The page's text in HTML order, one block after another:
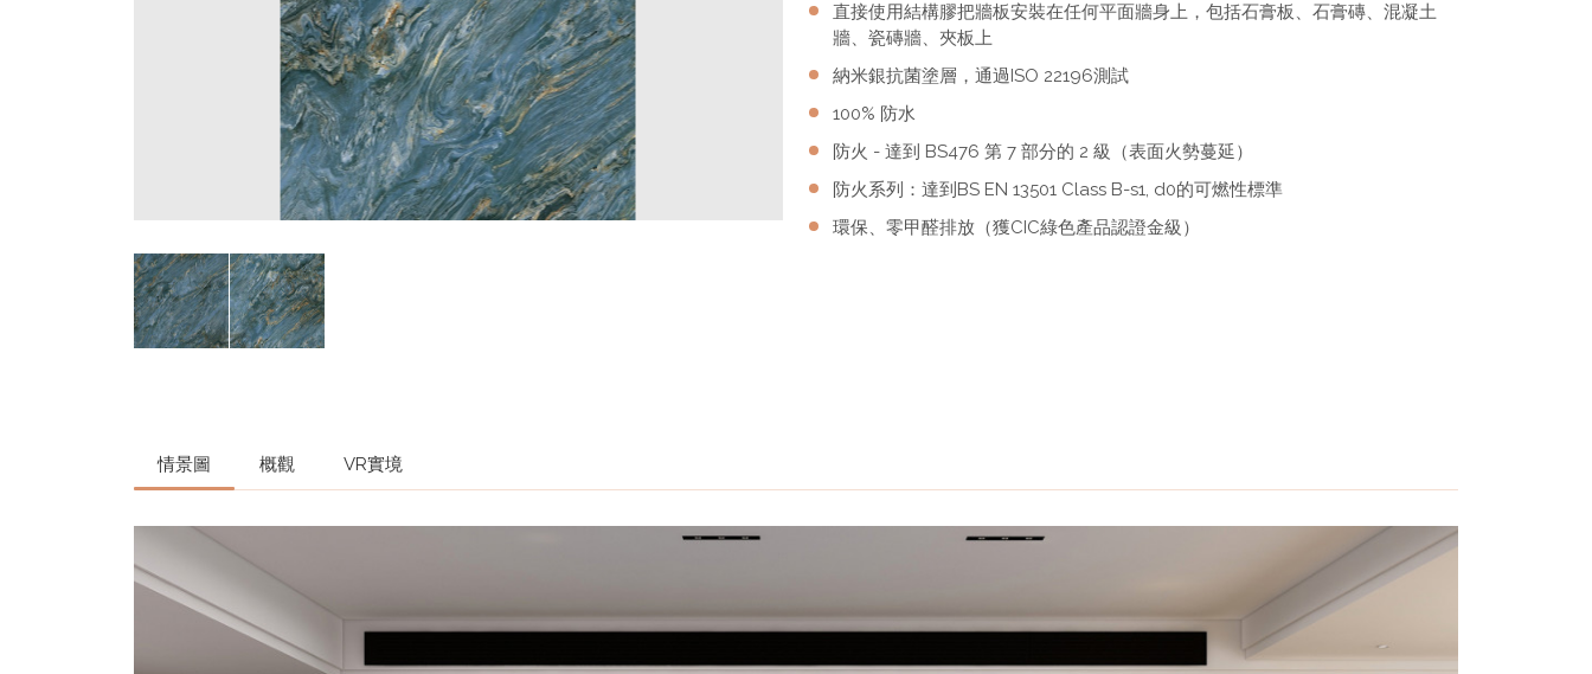
直接使用結構膠把牆板安裝在任何平面牆身上，包括石膏板、石膏磚、混凝土
牆、瓷磚牆、夾板上
納米銀抗菌塗層，通過ISO 22196測試
100% 防水
防火 - 達到 BS476 第 7 部分的 2 級（表面火勢蔓延）
防火系列：達到BS EN 13501 Class B-s1, d0的可燃性標準
環保、零甲醛排放（獲CIC綠色產品認證金級）
情景圖 概觀 VR實境